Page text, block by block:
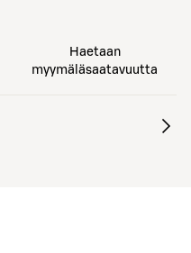
Haetaan
myymäläsaatavuutta